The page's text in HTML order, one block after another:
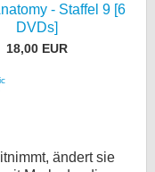
- Staffel 9 [6
DVDs]
18,00 EUR
ändert sie